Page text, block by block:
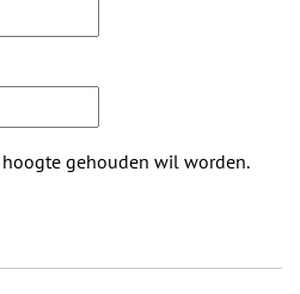
gehouden wil worden.